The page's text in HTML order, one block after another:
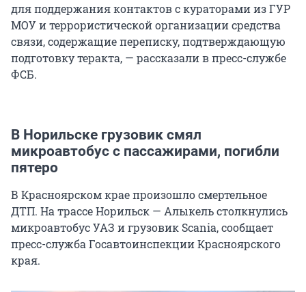
для поддержания контактов с кураторами из ГУР
МОУ и террористической организации средства
связи, содержащие переписку, подтверждающую
подготовку теракта, — рассказали в пресс-службе
ФСБ.
В Норильске грузовик смял
микроавтобус с пассажирами, погибли
пятеро
В Красноярском крае произошло смертельное
ДТП. На трассе Норильск — Алыкель столкнулись
микроавтобус УАЗ и грузовик Scania, сообщает
пресс-служба Госавтоинспекции Красноярского
края.